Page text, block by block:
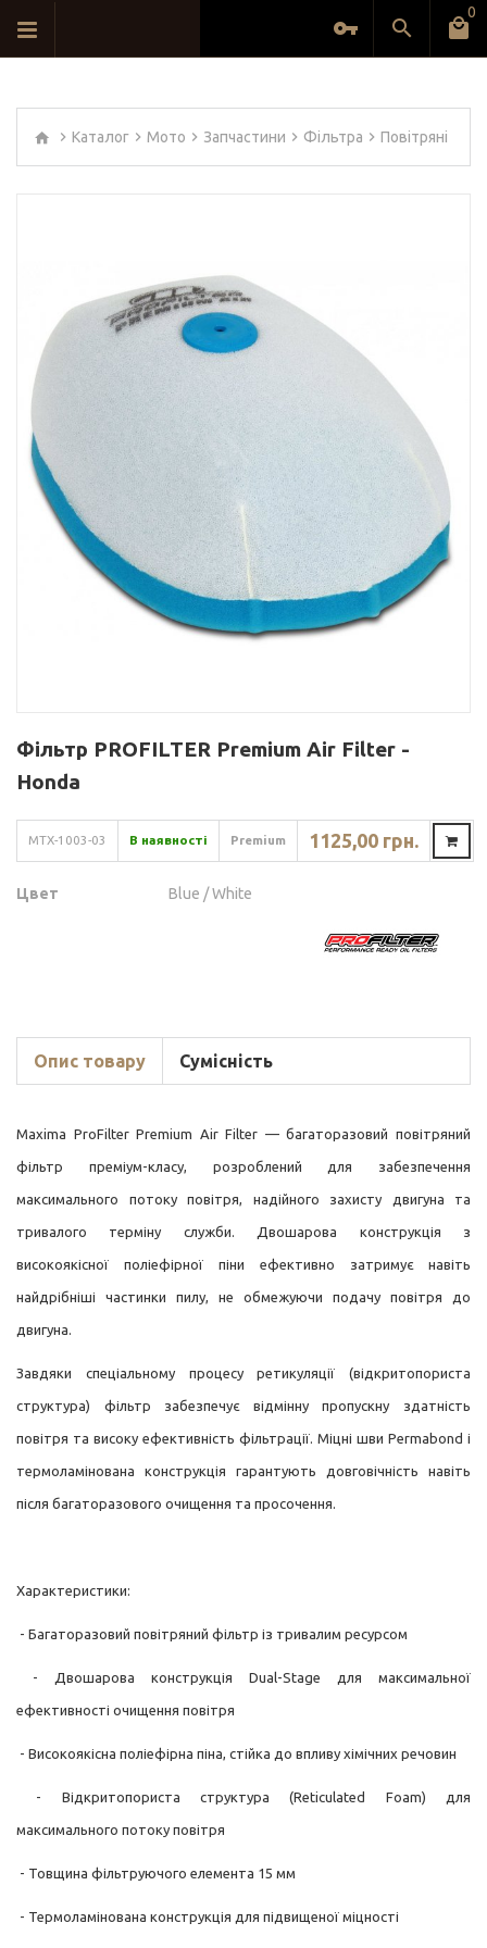
0
Каталог Мото Запчастини Фільтра Повітряні
Фільтр PROFILTER Premium Air Filter -
Honda
MTX-1003-03 В наявності Premium 1125,00 грн.
Цвет Blue / White
Опис товару Сумісність
Maxima ProFilter Premium Air Filter — багаторазовий повітряний
фільтр преміум-класу, розроблений для забезпечення
максимального потоку повітря, надійного захисту двигуна та
тривалого терміну служби. Двошарова конструкція з
високоякісної поліефірної піни ефективно затримує навіть
найдрібніші частинки пилу, не обмежуючи подачу повітря до
двигуна.
Завдяки спеціальному процесу ретикуляції (відкритопориста
структура) фільтр забезпечує відмінну пропускну здатність
повітря та високу ефективність фільтрації. Міцні шви Permabond і
термоламінована конструкція гарантують довговічність навіть
після багаторазового очищення та просочення.
Характеристики:
- Багаторазовий повітряний фільтр із тривалим ресурсом
- Двошарова конструкція Dual-Stage для максимальної
ефективності очищення повітря
- Високоякісна поліефірна піна, стійка до впливу хімічних речовин
- Відкритопориста структура (Reticulated Foam) для
максимального потоку повітря
- Товщина фільтруючого елемента 15 мм
- Термоламінована конструкція для підвищеної міцності